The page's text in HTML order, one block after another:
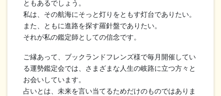
ともあるでしょう。
私は、その航海にそっと灯りをともす灯台でありたい。
また、ともに進路を探す羅針盤でありたい。
それが私の鑑定師としての信念です。
ご縁あって、ブックランドフレンズ様で毎月開催してい
る運勢鑑定会では、さまざまな人生の岐路に立つ方々と
お会いしています。
占いとは、未来を言い当てるためだけのものではありま